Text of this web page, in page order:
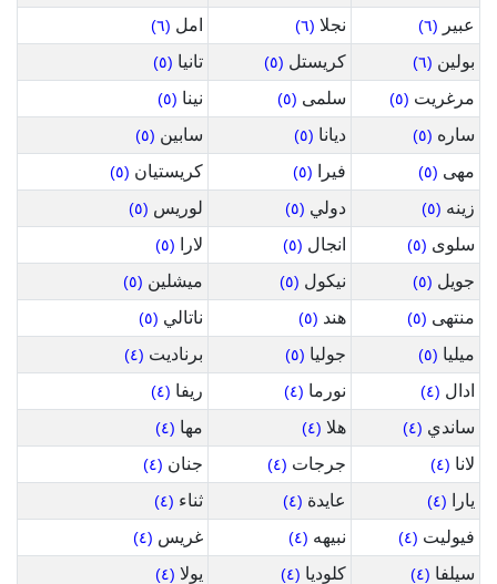
عبير (٦) نجلا (٦) امل (٦)
بولين (٦) كريستل (٥) تانيا (٥)
مرغريت (٥) سلمى (٥) نينا (٥)
ساره (٥) ديانا (٥) سابين (٥)
مهى (٥) فيرا (٥) كريستيان (٥)
زينه (٥) دولي (٥) لوريس (٥)
سلوى (٥) انجال (٥) لارا (٥)
جويل (٥) نيكول (٥) ميشلين (٥)
منتهى (٥) هند (٥) ناتالي (٥)
ميليا (٥) جوليا (٥) برناديت (٤)
ادال (٤) نورما (٤) ريفا (٤)
ساندي (٤) هلا (٤) مها (٤)
لانا (٤) جرجات (٤) جنان (٤)
يارا (٤) عايدة (٤) ثناء (٤)
فيوليت (٤) نبيهه (٤) غريس (٤)
سيلفا (٤) كلوديا (٤) يولا (٤)